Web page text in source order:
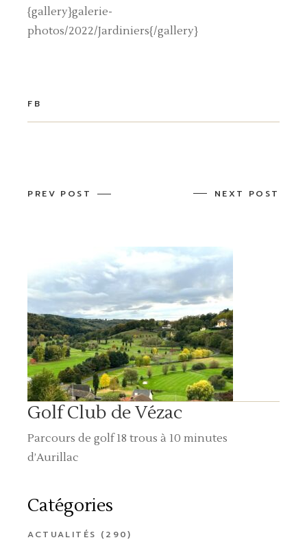
{gallery}galerie-
photos/2022/Jardiniers{/gallery}
FB
PREV POST NEXT POST
Golf Club de Vézac
Parcours de golf 18 trous à 10 minutes
d’Aurillac
Catégories
ACTUALITÉS (290)